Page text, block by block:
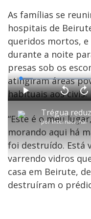
As famílias se
hospitais de
queridos mortos,
durante a noite
presas sob os
atingiram áreas
habituais aos civis.
porInternacional
P V
t
r
1
n
d
s
A
a
n
ç
a
1
s
e
u
n
o
s
L
o
a
d
e
.
9
4
%
“Este é o meu
morando aqui há
foi destruído. Está
varrendo vidros
casa em Beirute,
destruíram o